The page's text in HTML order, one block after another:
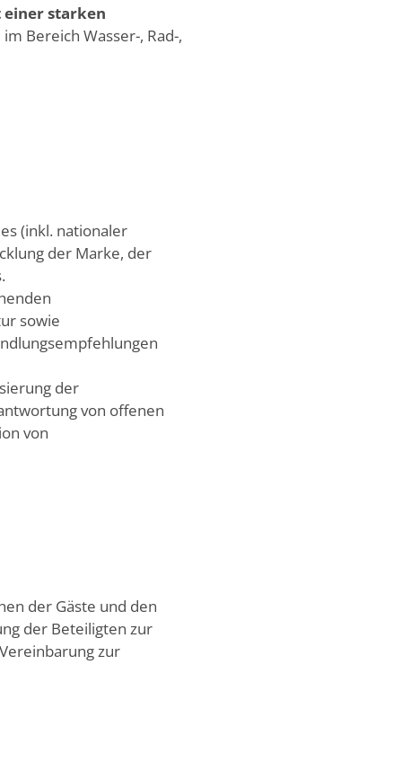
starken
Bereich Wasser-, Rad-,
(inkl. nationaler
der Marke, der
sowie
der
von offenen
von
der Gäste und den
der Beteiligten zur
zur